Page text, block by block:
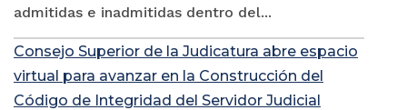
admitidas e inadmitidas dentro del...
Consejo Superior de la Judicatura abre espacio
virtual para avanzar en la Construcción del
Código de Integridad del Servidor Judicial